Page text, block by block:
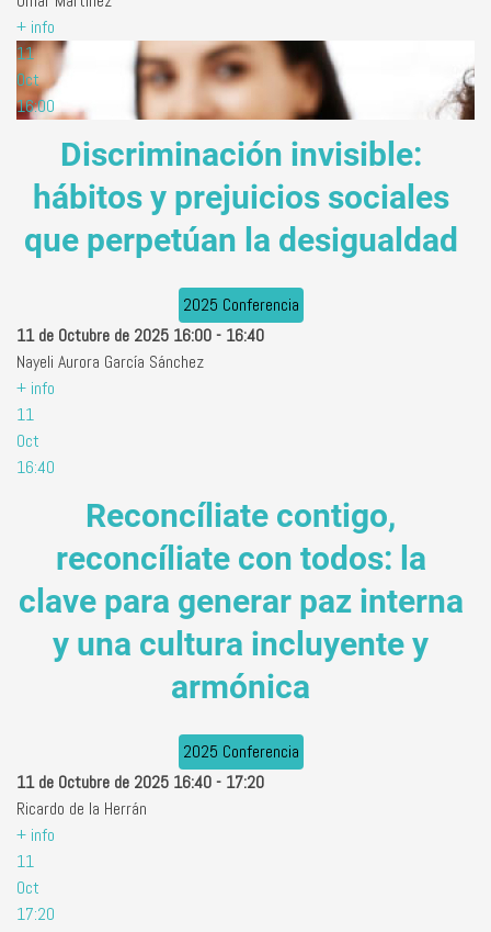
+ info
11
Oct
16:00
Discriminación invisible:
hábitos y prejuicios sociales
que perpetúan la desigualdad
2025 Conferencia
11 de Octubre de 2025 16:00- 16:40
Nayeli Aurora García Sánchez
+ info
11
Oct
16:40
Reconcíliate contigo,
reconcíliate con todos: la
clave para generar paz interna
y una cultura incluyente y
armónica
2025 Conferencia
11 de Octubre de 2025 16:40- 17:20
Ricardo de la Herrán
+ info
11
Oct
17:20